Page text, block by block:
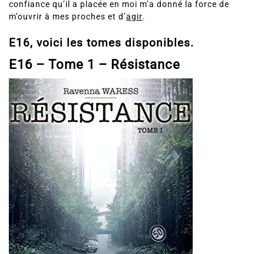
confiance qu’il a placée en moi m’a donné la force de
m’ouvrir à mes proches et d’ agir.
E16, voici les tomes disponibles.
E16 – Tome 1 – Résistance